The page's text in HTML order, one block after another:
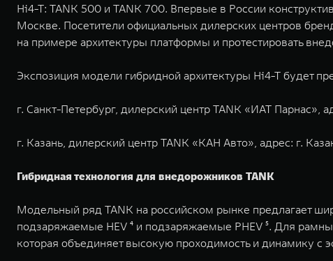
Hi4-T: TANK 500 и TANK 700. Впервые в России
Москве. Посетители официальных дилерских центров
на примере архитектуры платформы и протестировать
Экспозиция модели гибридной архитектуры Hi4-T будет
г. Санкт-Петербург, дилерский центр TANK «ИАТ Парнас»,
г. Казань, дилерский центр TANK «КАН Авто», адрес: г.
Гибридная технология для внедорожников TANK
Модельный ряд TANK на российском рынке предлагает
подзаряжаемые HEV ⁴ и подзаряжаемые PHEV ⁵. Для
которая объединяет высокую проходимость и динамику